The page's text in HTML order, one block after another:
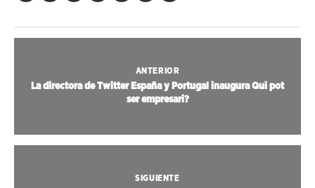
ANTERIOR
La directora de Twitter España y Portugal inaugura Qui pot
ser empresari?
SIGUIENTE